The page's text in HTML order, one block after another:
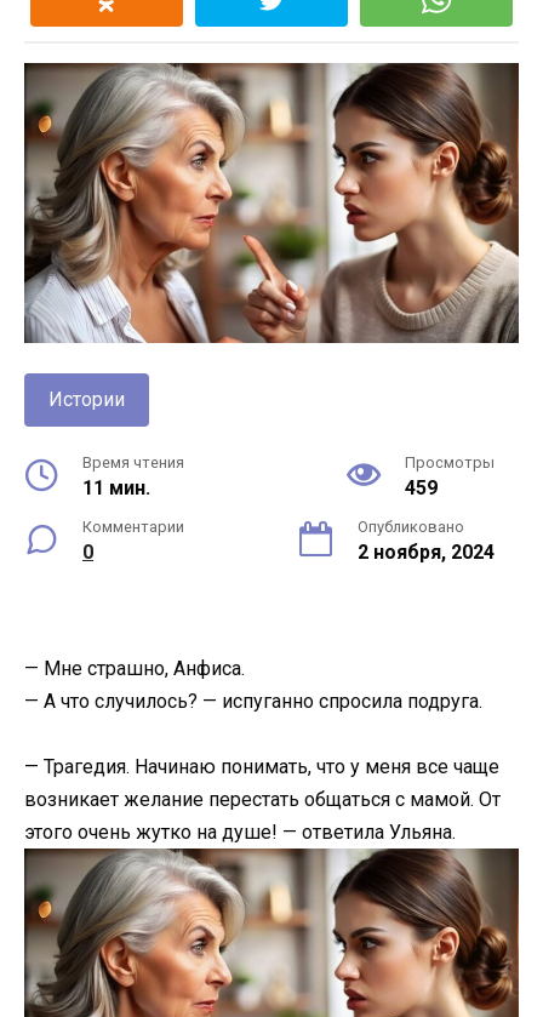
Истории
Время чтения
11 мин.
Просмотры
459
Комментарии
0
Опубликовано
2 ноября, 2024
— Мне страшно, Анфиса.
— А что случилось? — испуганно спросила подруга.
— Трагедия. Начинаю понимать, что у меня все чаще
возникает желание перестать общаться с мамой. От
этого очень жутко на душе! — ответила Ульяна.